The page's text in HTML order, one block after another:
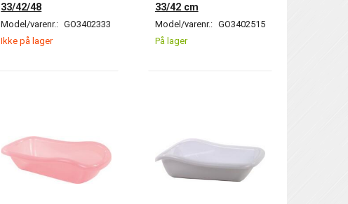
33/42/48
Model/varenr.: GO3402333
Ikke på lager
33/42 cm
Model/varenr.: GO3402515
På lager